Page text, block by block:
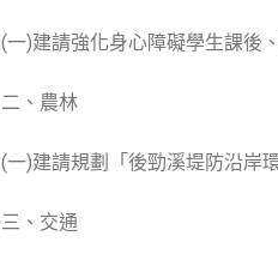
(一)建請強化身心障礙學生課後
二、農林
(一)建請規劃「後勁溪堤防沿岸
三、交通